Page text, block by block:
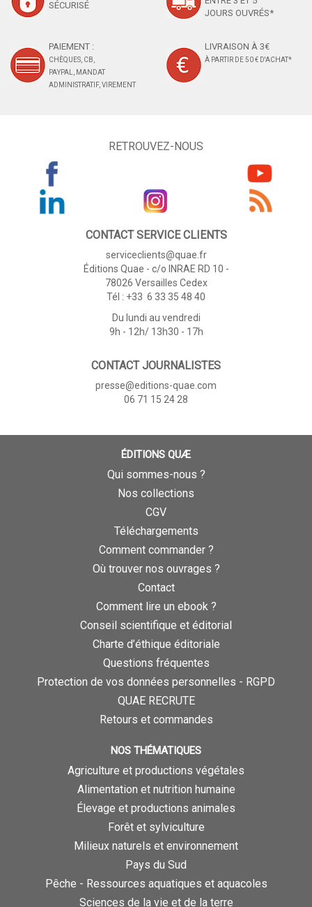
SÉCURISÉ
JOURS OUVRÉS*
PAIEMENT :
CHÈQUES, CB,
PAYPAL, MANDAT
ADMINISTRATIF, VIREMENT
LIVRAISON À 3€
À PARTIR DE 50 € D'ACHAT*
RETROUVEZ-NOUS
CONTACT SERVICE CLIENTS
serviceclients@quae.fr
Éditions Quae - c/o INRAE RD 10 -
78026 Versailles Cedex
Tél : +33 6 33 35 48 40
Du lundi au vendredi
9h - 12h/ 13h30 - 17h
CONTACT JOURNALISTES
presse@editions-quae.com
06 71 15 24 28
ÉDITIONS QUÆ
Qui sommes-nous ?
Nos collections
CGV
Téléchargements
Comment commander ?
Où trouver nos ouvrages ?
Contact
Comment lire un ebook ?
Conseil scientifique et éditorial
Charte d’éthique éditoriale
Questions fréquentes
Protection de vos données personnelles - RGPD
QUAE RECRUTE
Retours et commandes
NOS THÉMATIQUES
Agriculture et productions végétales
Alimentation et nutrition humaine
Élevage et productions animales
Forêt et sylviculture
Milieux naturels et environnement
Pays du Sud
Pêche - Ressources aquatiques et aquacoles
Sciences de la vie et de la terre